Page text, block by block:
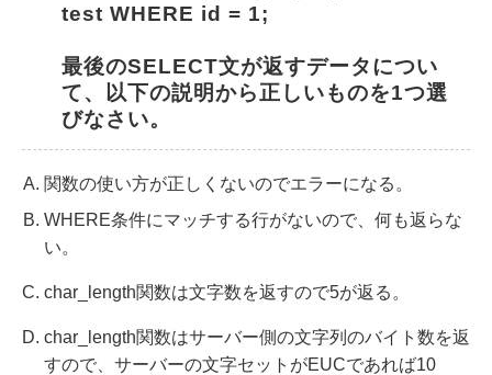
test WHERE id = 1;
最後のSELECT文が返すデータについ
て、以下の説明から正しいものを1つ選
びなさい。
関数の使い方が正しくないのでエラーになる。
WHERE条件にマッチする行がないので、何も返らな
い。
char_length関数は文字数を返すので5が返る。
char_length関数はサーバー側の文字列のバイト数を返
すので、サーバーの文字セットがEUCであれば10